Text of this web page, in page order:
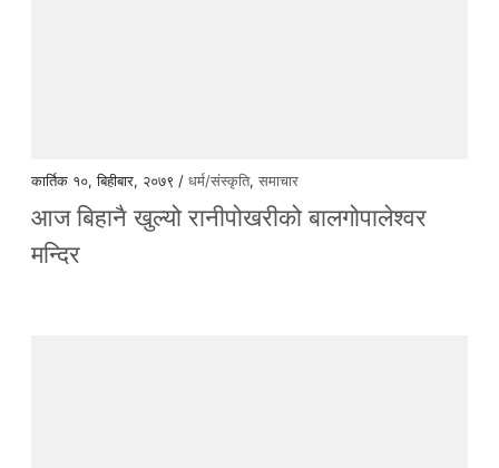
कार्तिक १०, बिहीबार, २०७९ /धर्म/संस्कृति,समाचार
आज बिहानै खुल्यो रानीपोखरीको बालगोपालेश्वर
मन्दिर